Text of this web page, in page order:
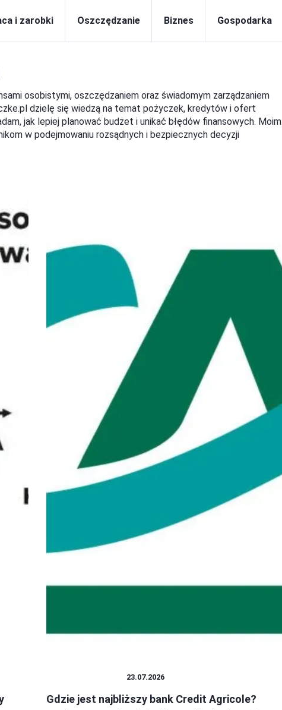
i zarobki Oszczędzanie Biznes Gospodarka
osobistymi, oszczędzaniem oraz świadomym zarządzaniem
dzielę się wiedzą na temat pożyczek, kredytów i ofert
jak lepiej planować budżet i unikać błędów finansowych. Moim
w podejmowaniu rozsądnych i bezpiecznych decyzji
23.07.2026
Gdzie jest najbliższy bank Credit Agricole?